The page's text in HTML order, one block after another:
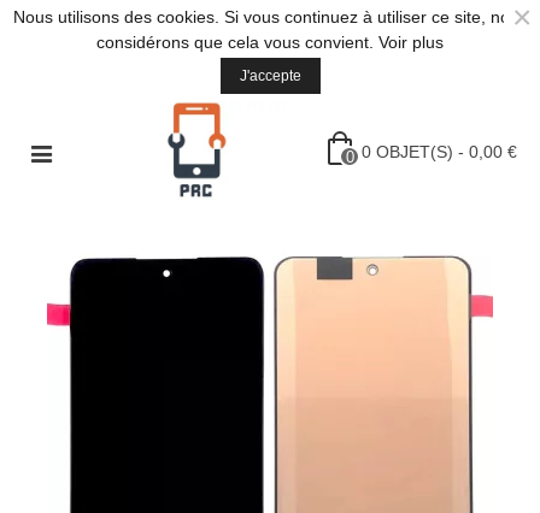
Nous utilisons des cookies. Si vous continuez à utiliser ce site, nous
considérons que cela vous convient. Voir plus
J'accepte
×
0 0 OBJET(S) - 0,00 €